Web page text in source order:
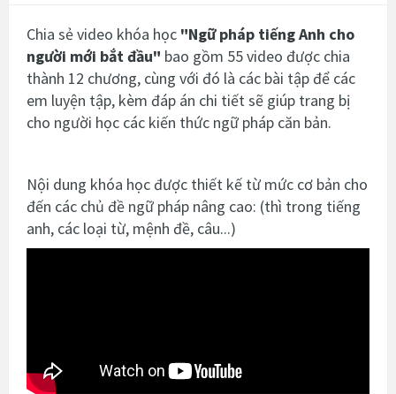
Chia sẻ video khóa học "Ngữ pháp tiếng Anh cho
người mới bắt đầu" bao gồm 55 video được chia
thành 12 chương, cùng với đó là các bài tập để các
em luyện tập, kèm đáp án chi tiết sẽ giúp trang bị
cho người học các kiến thức ngữ pháp căn bản.
Nội dung khóa học được thiết kế từ mức cơ bản cho
đến các chủ đề ngữ pháp nâng cao: (thì trong tiếng
anh, các loại từ, mệnh đề, câu...)